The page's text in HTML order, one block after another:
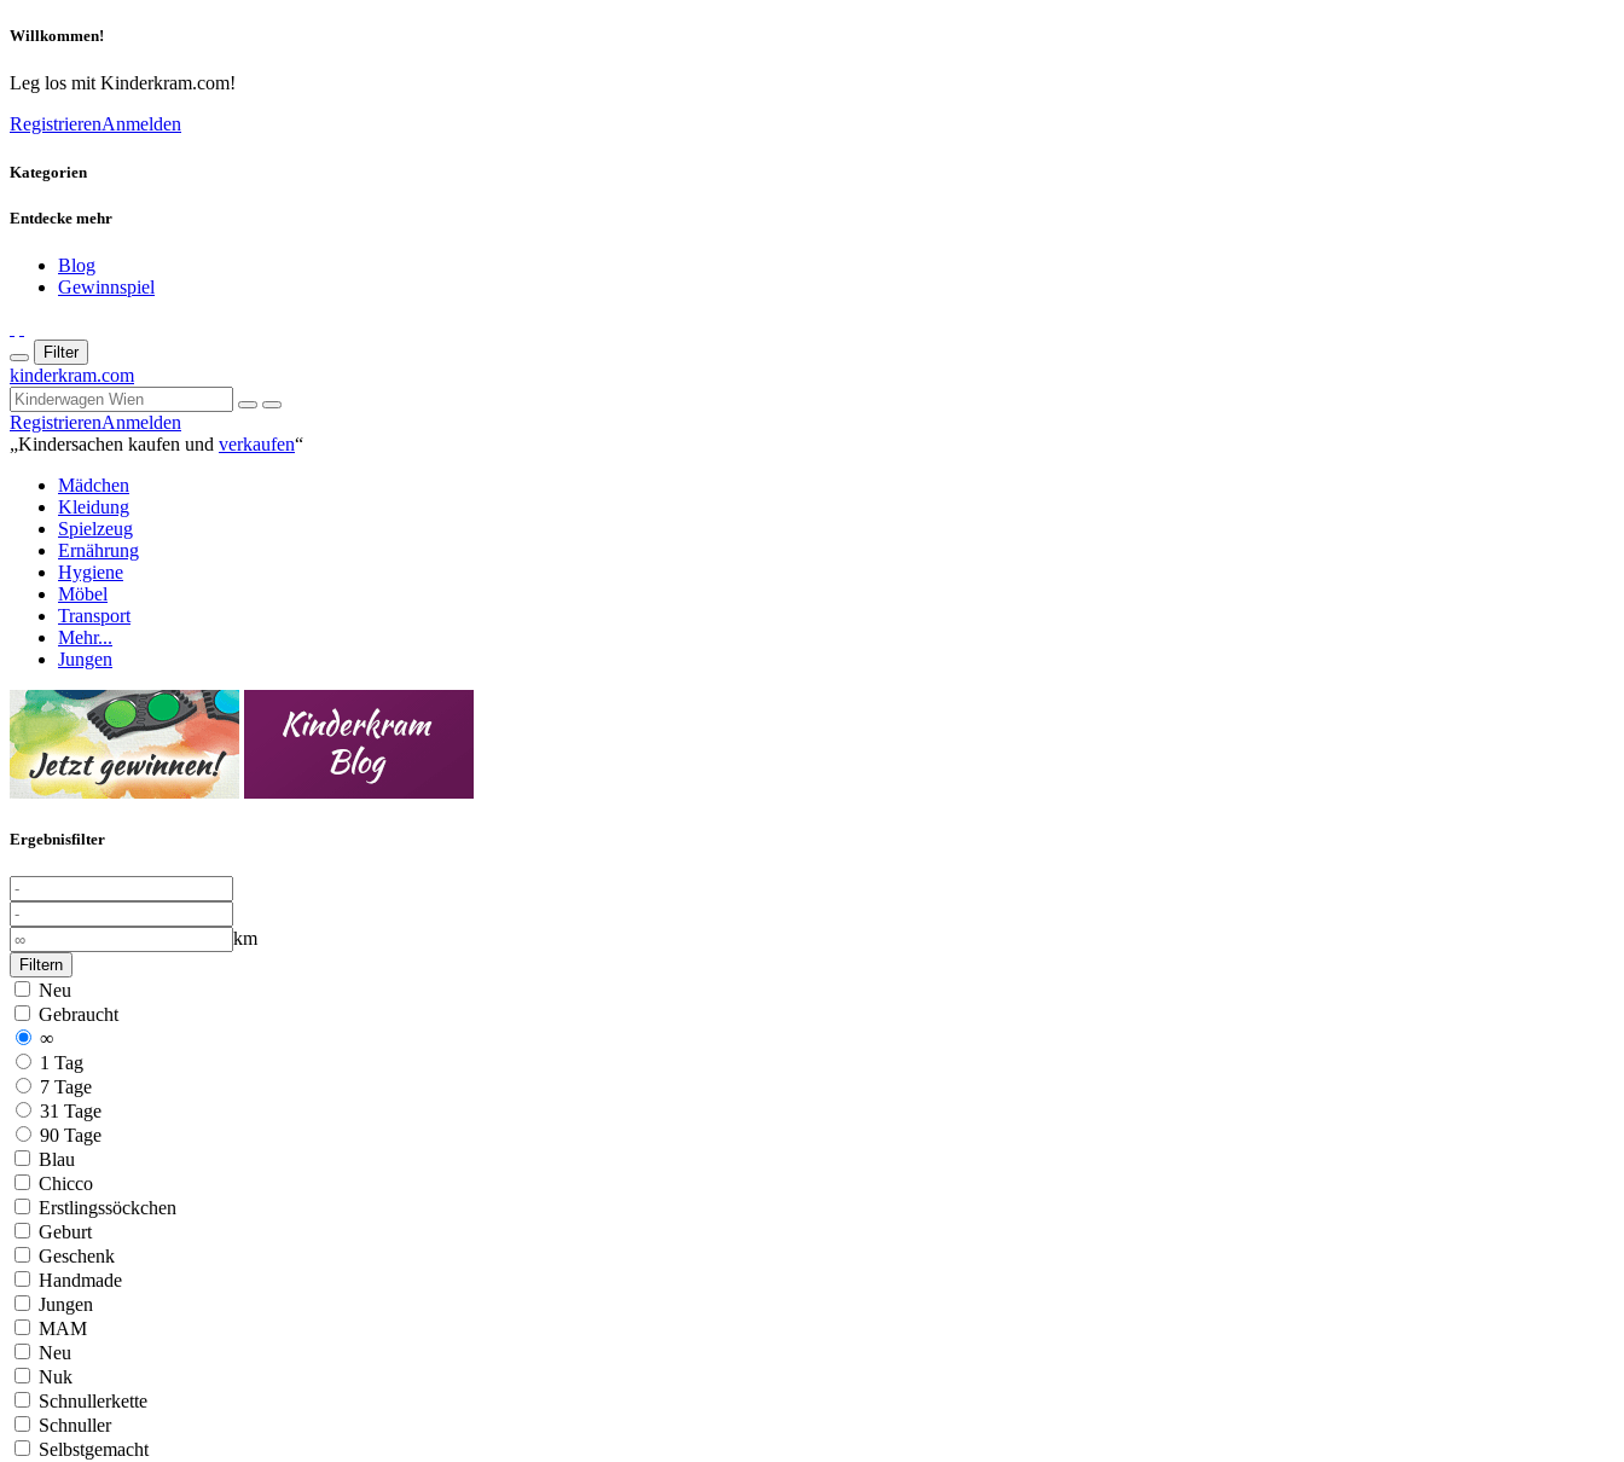
Willkommen!
Leg los mit Kinderkram.com!
RegistrierenAnmelden
Kategorien
Entdecke mehr
Blog
Gewinnspiel
Filter
kinderkram.com
RegistrierenAnmelden
„Kindersachen kaufen und verkaufen“
Mädchen
Kleidung
Spielzeug
Ernährung
Hygiene
Möbel
Transport
Mehr...
Jungen
Ergebnisfilter
km
Filtern
Neu
Gebraucht
∞
1 Tag
7 Tage
31 Tage
90 Tage
Blau
Chicco
Erstlingssöckchen
Geburt
Geschenk
Handmade
Jungen
MAM
Neu
Nuk
Schnullerkette
Schnuller
Selbstgemacht